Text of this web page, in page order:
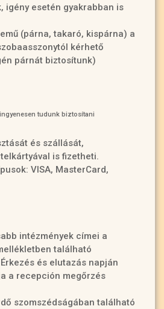
igény esetén gyakrabban is
(párna, takaró, kispárna) a
kérhető
párnát biztosítunk)
tudunk biztosítani
és szállását,
is fizetheti.
VISA, MasterCard,
intézmények címei a
található
és elutazás napján
a recepción megőrzés
szomszédságában található